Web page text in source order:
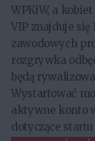
WPKiW, a
VIP znajduje się
zawodowych
rozgrywka
będą
Wystartować
aktywne konto
dotyczące